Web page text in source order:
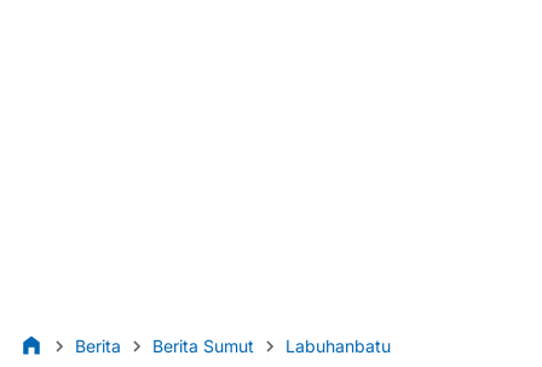
Berita Berita Sumut Labuhanbatu